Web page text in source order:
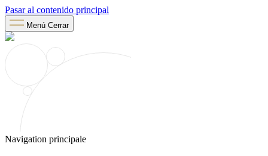
Pasar al contenido principal
Menú Cerrar
Navigation principale